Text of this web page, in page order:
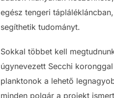
egész tengeri
segíthetik tudományt.
Sokkal többet kell
úgynevezett Secchi
planktonok a lehető
minden polgár a projekt